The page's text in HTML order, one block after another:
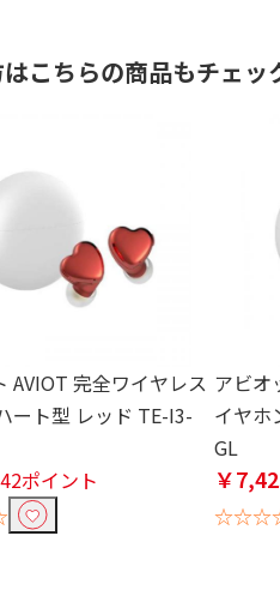
こちらの商品もチェッ
AVIOT 完全ワイヤレス
ート型 レッド TE-I3-
ポイント
アビオ
イヤホ
GL
￥